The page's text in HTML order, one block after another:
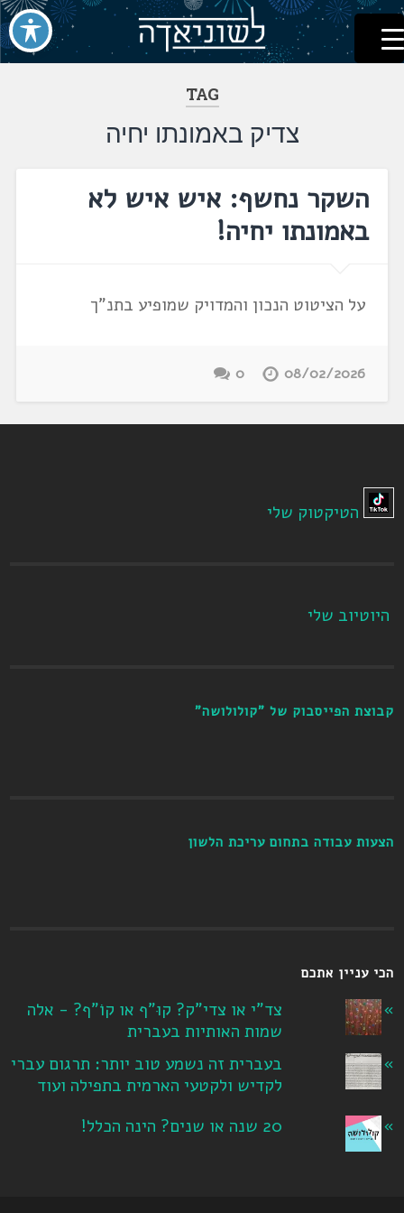
דלג
לתוכן
לשוניאדה
עברית. לשון. שפה
TAG
צדיק באמונתו יחיה
השקר נחשף: איש איש לא
באמונתו יחיה!
על הציטוט הנכון והמדויק שמופיע בתנ"ך
08/02/2026
0
הטיקטוק שלי
היוטיוב שלי
קבוצת הפייסבוק של "קולולושה"
הצעות עבודה בתחום עריכת הלשון
הכי עניין אתכם
צד"י או צדי"ק? קוּ"ף או קוֹ"ף? - אלה
שמות האותיות בעברית
בעברית זה נשמע טוב יותר: תרגום עברי
לקדיש ולקטעי הארמית בתפילה ועוד
20 שנה או שנים? הינה הכלל!